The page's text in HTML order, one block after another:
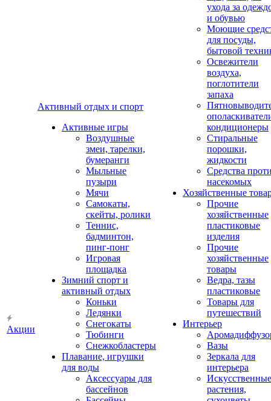
Акции
Активный отдых и спорт
Активные игры
Воздушные
змеи, тарелки,
бумеранги
Мыльные
пузыри
Мячи
Самокаты,
скейты, ролики
Теннис,
бадминтон,
пинг-понг
Игровая
площадка
Зимний спорт и
активный отдых
Коньки
Ледянки
Снегокаты
Тюбинги
Снежкобластеры
Плавание, игрушки
для воды
Аксессуары для
бассейнов
ухода за
и обувью
Моющие
для посуды,
бытовой
Освежители
воздуха,
поглотители
запаха
кондиционеры
Стиральные
порошки,
жидкости
Средства
насекомых
Хозяйственные
Прочие
хозяйственные
пластиковые
изделия
Прочие
хозяйственные
товары
Ведра, тазы
пластиковые
Товары для
путешествий
Интерьер
Вазы
Зеркала для
интерьера
Искусственные
растения,